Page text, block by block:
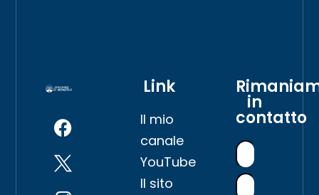
Link
Il mio
canale
YouTube
Il sito
in
contatto